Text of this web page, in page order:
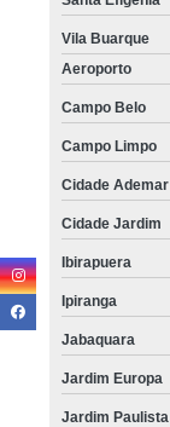
Vila Buarque
Aeroporto
Campo Belo
Campo Limpo
Cidade Ademar
Cidade Jardim
Ibirapuera
Ipiranga
Jabaquara
Jardim Europa
Jardim Paulista